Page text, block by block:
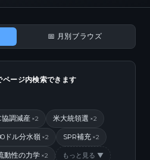
📅 月別ブラウズ
ージ内検索できます
協調減産 ×2 米大統領選 ×2
ドル分水嶺 ×2 SPR補充 ×2
動性の力学 ×2 もっと見る ▼